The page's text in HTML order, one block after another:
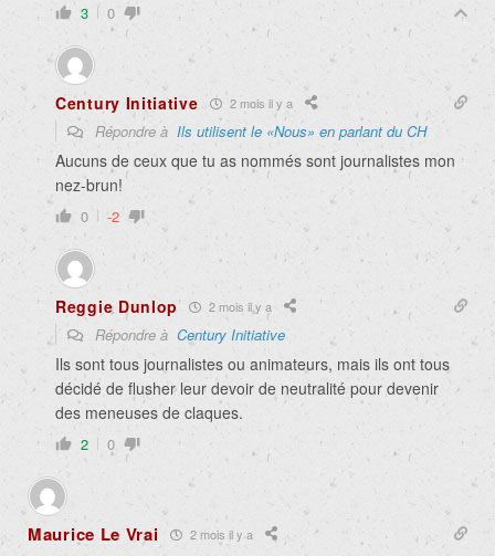
3 0
Century Initiative 2 mois il y a
Répondre à Ils utilisent le «Nous» en parlant du CH
Aucuns de ceux que tu as nommés sont journalistes mon
nez-brun!
0 -2
Reggie Dunlop 2 mois il y a
Répondre à Century Initiative
Ils sont tous journalistes ou animateurs, mais ils ont tous
décidé de flusher leur devoir de neutralité pour devenir
des meneuses de claques.
2 0
Maurice Le Vrai 2 mois il y a